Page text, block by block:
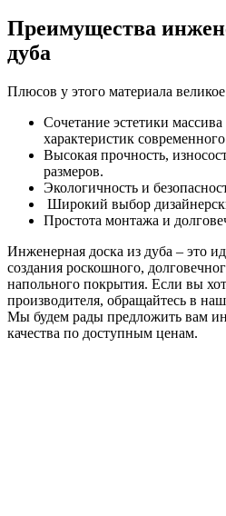
Преимущества
дуба
Плюсов у этого материала
Сочетание эстетики
характеристик
Высокая прочность,
размеров.
Экологичность и
Широкий выбор
Простота монтажа и
Инженерная доска из дуба – это
создания роскошного,
напольного покрытия. Если вы
производителя, обращайтесь в
Мы будем рады предложить вам
качества по доступным ценам.